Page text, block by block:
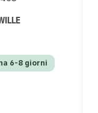
6-8 giorni